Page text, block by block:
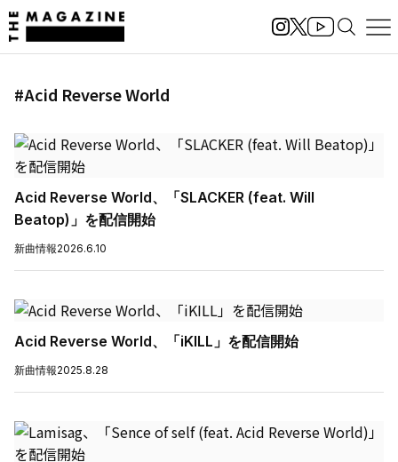
#Acid Reverse World
Acid Reverse World、「SLACKER (feat. Will
Beatop)」を配信開始
新曲情報2026.6.10
Acid Reverse World、「iKILL」を配信開始
新曲情報2025.8.28